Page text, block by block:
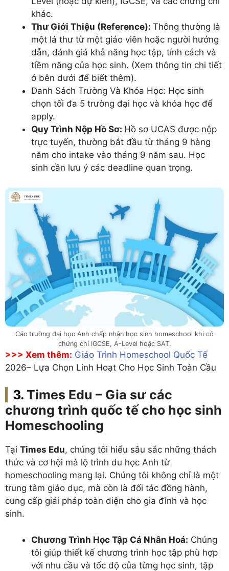
khác.
Thư Giới Thiệu (Reference): Thông thường là
một lá thư từ một giáo viên hoặc người hướng
dẫn, đánh giá khả năng học tập, tính cách và
tiềm năng của học sinh. (Xem thông tin chi tiết
ở bên dưới để biết thêm).
Danh Sách Trường Và Khóa Học: Học sinh
chọn tối đa 5 trường đại học và khóa học để
apply.
Quy Trình Nộp Hồ Sơ: Hồ sơ UCAS được nộp
trực tuyến, thường bắt đầu từ tháng 9 hàng
năm cho intake vào tháng 9 năm sau. Học
sinh cần lưu ý các deadline quan trọng.
Các trường đại học Anh chấp nhận học sinh homeschool khi có
chứng chỉ IGCSE, A-Level hoặc SAT.
>>> Xem thêm: Giáo Trình Homeschool Quốc Tế
2026– Lựa Chọn Linh Hoạt Cho Học Sinh Toàn Cầu
Times Edu – Gia sư các
chương trình quốc tế cho học sinh
Homeschooling
Tại Times Edu, chúng tôi hiểu sâu sắc những thách
thức và cơ hội mà lộ trình du học Anh từ
homeschooling mang lại. Chúng tôi không chỉ là một
trung tâm giáo dục, mà còn là đối tác đồng hành,
cung cấp giải pháp toàn diện cho gia đình và học
sinh.
Chương Trình Học Tập Cá Nhân Hoá: Chúng
tôi giúp thiết kế chương trình học tập phù hợp
với nhu cầu và tốc độ của từng học sinh, tập